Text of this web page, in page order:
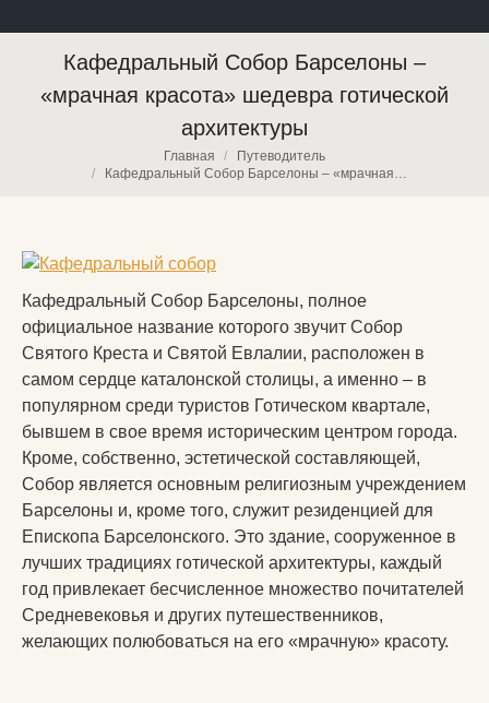
Кафедральный Собор Барселоны –
«мрачная красота» шедевра готической
архитектуры
Главная
Путеводитель
Кафедральный Собор Барселоны – «мрачная…
Кафедральный Собор Барселоны, полное
официальное название которого звучит Собор
Святого Креста и Святой Евлалии, расположен в
самом сердце каталонской столицы, а именно – в
популярном среди туристов Готическом квартале,
бывшем в свое время историческим центром города.
Кроме, собственно, эстетической составляющей,
Собор является основным религиозным учреждением
Барселоны и, кроме того, служит резиденцией для
Епископа Барселонского. Это здание, сооруженное в
лучших традициях готической архитектуры, каждый
год привлекает бесчисленное множество почитателей
Средневековья и других путешественников,
желающих полюбоваться на его «мрачную» красоту.